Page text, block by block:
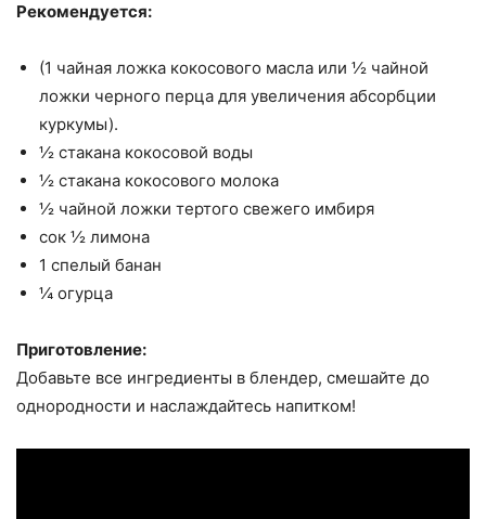
Рекомендуется:
(1 чайная ложка кокосового масла или ½ чайной
ложки черного перца для увеличения абсорбции
куркумы).
½ стакана кокосовой воды
½ стакана кокосового молока
½ чайной ложки тертого свежего имбиря
сок ½ лимона
1 спелый банан
¼ огурца
Приготовление:
Добавьте все ингредиенты в блендер, смешайте до
однородности и наслаждайтесь напитком!